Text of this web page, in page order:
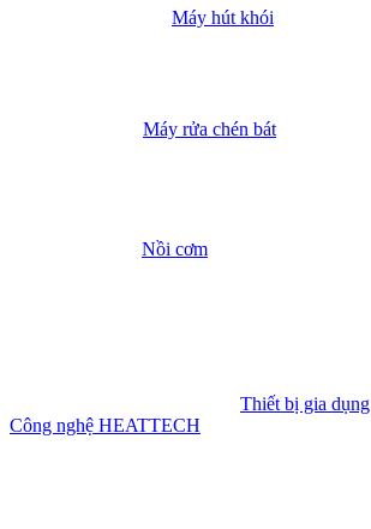
Máy hút khói
Máy rửa chén bát
Nồi cơm
Thiết bị gia dụng
Công nghệ HEATTECH